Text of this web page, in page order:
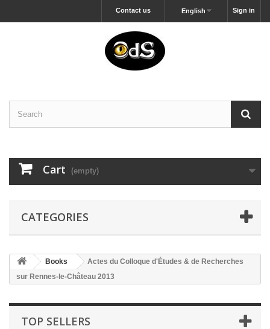
Sign in
English
Contact us
Cart (empty)
CATEGORIES
Books
Actes du Colloque d'Études & de Recherches
sur Rennes-le-Château 2013
TOP SELLERS